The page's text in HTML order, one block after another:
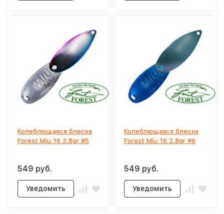
Колеблющаяся блесна
Forest Miu 16 2.8gr #5
549 руб.
Уведомить
Колеблющаяся блесна
Forest Miu 16 2.8gr #6
549 руб.
Уведомить